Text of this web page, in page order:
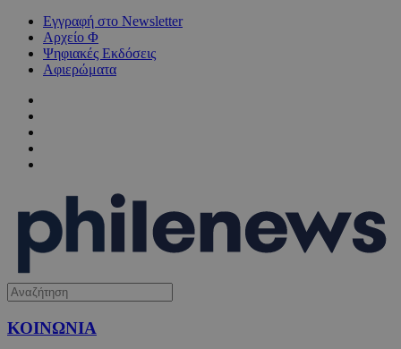
Εγγραφή στο Newsletter
Αρχείο Φ
Ψηφιακές Εκδόσεις
Αφιερώματα
ΚΟΙΝΩΝΙΑ